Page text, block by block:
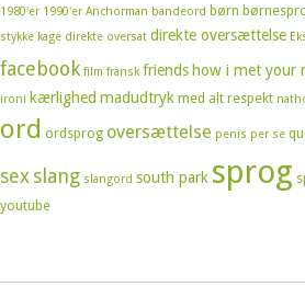
1980'er 1990'er Anchorman bandeord børn
stykke kage direkte oversat direkte oversættelse
facebook film fransk friends how i met your
ironi kærlighed madudtryk med alt respekt
ord ordsprog oversættelse penis per se
sexslang slangord south park sprog
youtube